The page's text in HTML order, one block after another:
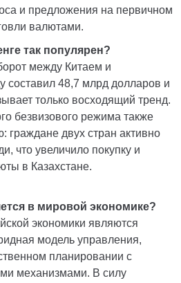
и предложения на первичном
валютами.
так популярен?
между Китаем и
составил 48,7 млрд долларов и
только восходящий тренд.
безвизового режима также
граждане двух стран активно
что увеличило покупку и
в Казахстане.
в мировой экономике?
экономики являются
модель управления,
планировании с
механизмами. В силу